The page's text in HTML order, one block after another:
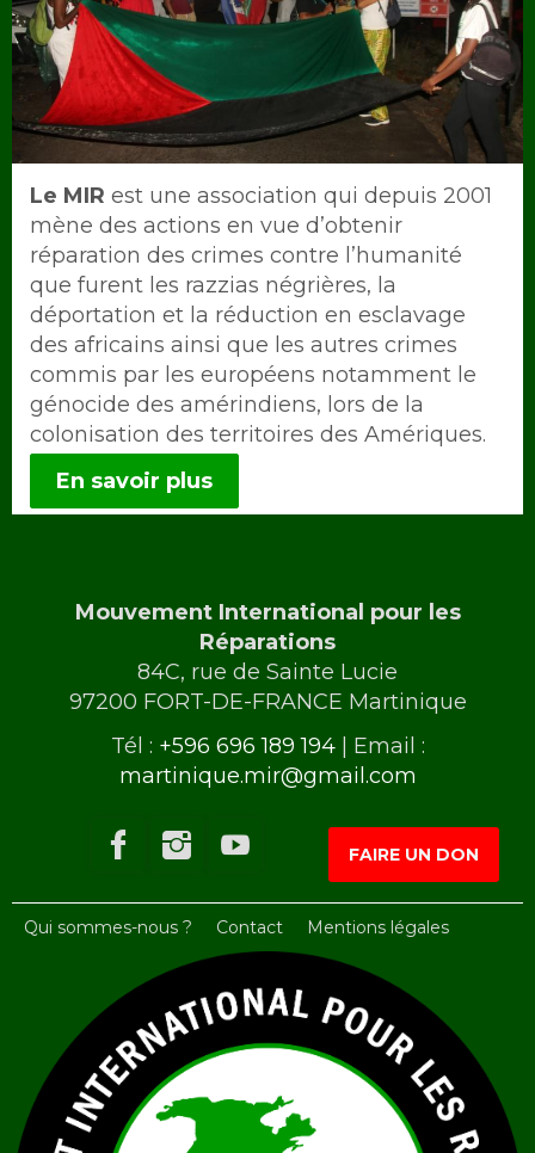
Intro
Le MIR est une association qui depuis 2001
mène des actions en vue d’obtenir
réparation des crimes contre l’humanité
que furent les razzias négrières, la
déportation et la réduction en esclavage
des africains ainsi que les autres crimes
commis par les européens notamment le
génocide des amérindiens, lors de la
colonisation des territoires des Amériques.
En savoir plus
Mouvement International pour les
Réparations
84C, rue de Sainte Lucie
97200 FORT-DE-FRANCE Martinique
Tél : +596 696 189 194| Email :
martinique.mir@gmail.com
FAIRE UN DON
Qui sommes-nous ? Contact Mentions légales